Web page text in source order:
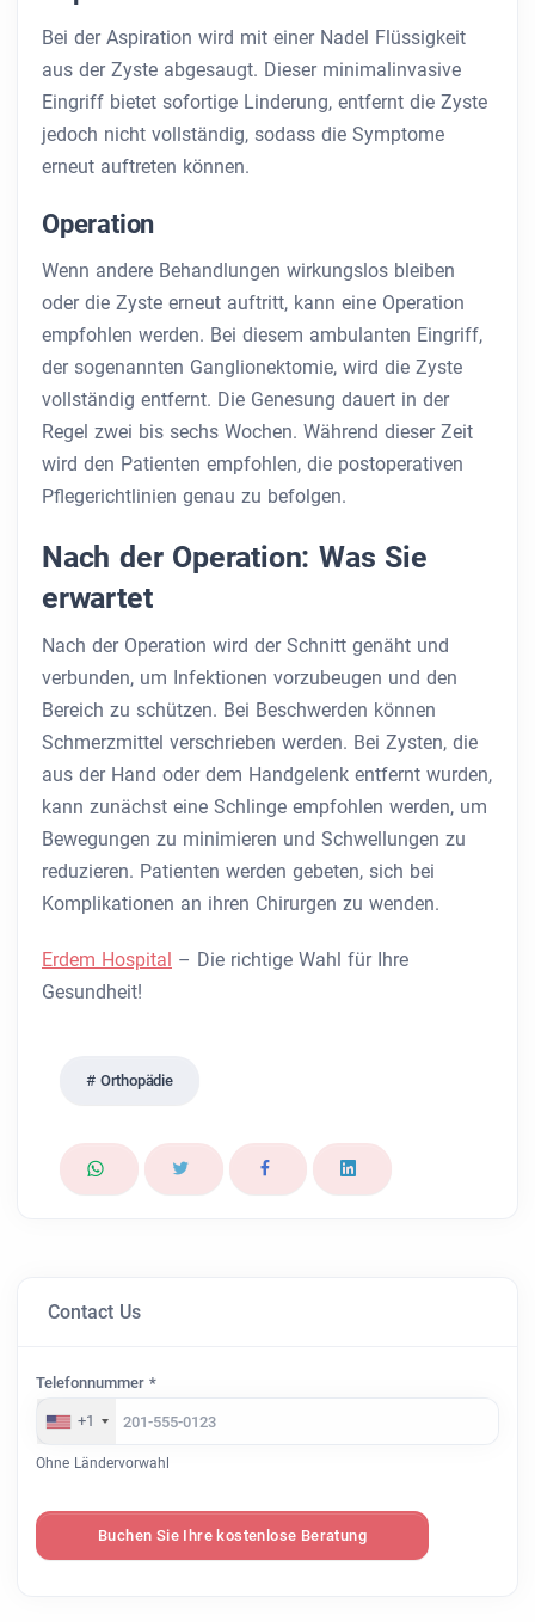
Bei der Aspiration wird mit einer Nadel Flüssigkeit
aus der Zyste abgesaugt. Dieser minimalinvasive
Eingriff bietet sofortige Linderung, entfernt die Zyste
jedoch nicht vollständig, sodass die Symptome
erneut auftreten können.
Operation
Wenn andere Behandlungen wirkungslos bleiben
oder die Zyste erneut auftritt, kann eine Operation
empfohlen werden. Bei diesem ambulanten Eingriff,
der sogenannten Ganglionektomie, wird die Zyste
vollständig entfernt. Die Genesung dauert in der
Regel zwei bis sechs Wochen. Während dieser Zeit
wird den Patienten empfohlen, die postoperativen
Pflegerichtlinien genau zu befolgen.
Nach der Operation: Was Sie
erwartet
Nach der Operation wird der Schnitt genäht und
verbunden, um Infektionen vorzubeugen und den
Bereich zu schützen. Bei Beschwerden können
Schmerzmittel verschrieben werden. Bei Zysten, die
aus der Hand oder dem Handgelenk entfernt wurden,
kann zunächst eine Schlinge empfohlen werden, um
Bewegungen zu minimieren und Schwellungen zu
reduzieren. Patienten werden gebeten, sich bei
Komplikationen an ihren Chirurgen zu wenden.
Erdem Hospital – Die richtige Wahl für Ihre
Gesundheit!
Orthopädie
Contact Us
Telefonnummer *
+1
Ohne Ländervorwahl
Buchen Sie Ihre kostenlose Beratung